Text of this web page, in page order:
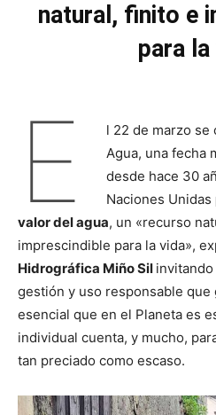
natural, finito e
para la
E
l 22 de marzo se
Agua, una fecha
desde hace 30
Naciones Unidas
valor del agua, un «recurso
imprescindible para la vida»,
Hidrográfica Miño Sil invitando
gestión y uso responsable que
esencial que en el Planeta es
individual cuenta, y mucho,
tan preciado como escaso.